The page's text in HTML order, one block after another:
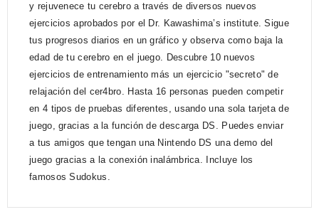
y rejuvenece tu cerebro a través de diversos nuevos
ejercicios aprobados por el Dr. Kawashima’s institute. Sigue
tus progresos diarios en un gráfico y observa como baja la
edad de tu cerebro en el juego. Descubre 10 nuevos
ejercicios de entrenamiento más un ejercicio "secreto" de
relajación del cer4bro. Hasta 16 personas pueden competir
en 4 tipos de pruebas diferentes, usando una sola tarjeta de
juego, gracias a la función de descarga DS. Puedes enviar
a tus amigos que tengan una Nintendo DS una demo del
juego gracias a la conexión inalámbrica. Incluye los
famosos Sudokus.